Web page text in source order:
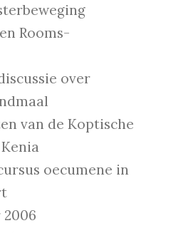
Rooms-
over
van de Koptische
oecumene in